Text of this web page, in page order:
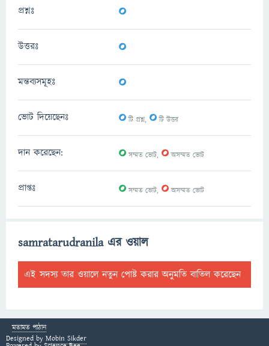
প্রশ্নঃ 0
উত্তরঃ 0
মন্তব্যসমূহঃ 0
ভোট দিয়েছেনঃ 0টি প্রশ্ন, 0টি উত্তর
দান করেছেন: 0সম্মত ভোট, 0অসম্মত ভোট
প্রাপ্তঃ 0সম্মত ভোট, 0অসম্মত ভোট
samratarudranila এর ওয়াল
এই সদস্য তার ওয়ালে নতুন পোষ্ট করার অনুমতি বাতিল করেছেন
মতামত পাঠান
Designed by Mobin Sikder